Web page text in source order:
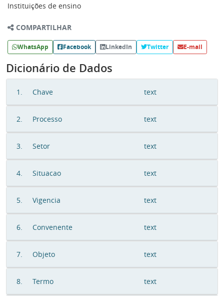
Instituições de ensino
COMPARTILHAR
WhatsApp Facebook LinkedIn Twitter E-mail
Dicionário de Dados
1. Chave text
2. Processo text
3. Setor text
4. Situacao text
5. Vigencia text
6. Convenente text
7. Objeto text
8. Termo text